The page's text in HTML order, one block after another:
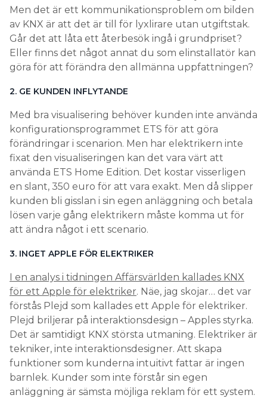
Men det är ett kommunikationsproblem om bilden
av KNX är att det är till för lyxlirare utan utgiftstak.
Går det att låta ett återbesök ingå i grundpriset?
Eller finns det något annat du som elinstallatör kan
göra för att förändra den allmänna uppfattningen?
2. GE KUNDEN INFLYTANDE
Med bra visualisering behöver kunden inte använda
konfigurationsprogrammet ETS för att göra
förändringar i scenarion. Men har elektrikern inte
fixat den visualiseringen kan det vara värt att
använda ETS Home Edition. Det kostar visserligen
en slant, 350 euro för att vara exakt. Men då slipper
kunden bli gisslan i sin egen anläggning och betala
lösen varje gång elektrikern måste komma ut för
att ändra något i ett scenario.
3. INGET APPLE FÖR ELEKTRIKER
I en analys i tidningen Affärsvärlden kallades KNX
för ett Apple för elektriker. Näe, jag skojar… det var
förstås Plejd som kallades ett Apple för elektriker.
Plejd briljerar på interaktionsdesign – Apples styrka.
Det är samtidigt KNX största utmaning. Elektriker är
tekniker, inte interaktionsdesigner. Att skapa
funktioner som kunderna intuitivt fattar är ingen
barnlek. Kunder som inte förstår sin egen
anläggning är sämsta möjliga reklam för ett system.